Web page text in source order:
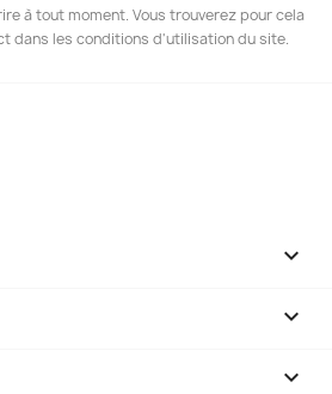
à tout moment. Vous trouverez pour cela
dans les conditions d'utilisation du site.


